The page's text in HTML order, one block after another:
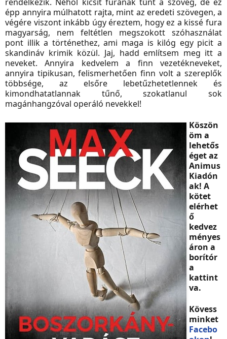
épp annyira múlhatott rajta, mint az eredeti szövegen, a
végére viszont inkább úgy éreztem, hogy ez a kissé fura
magyarság, nem feltétlen megszokott szóhasználat
pont illik a történethez, ami maga is kilóg egy picit a
skandináv krimik közül. Jaj, hadd említsem meg itt a
neveket. Annyira kedvelem a finn vezetékneveket,
annyira tipikusan, felismerhetően finn volt a szereplők
többsége, az elsőre lebetűzhetetlennek és
kimondhatatlannak tűnő, szokatlanul sok
magánhangzóval operáló nevekkel!
Köszön
öm a
lehetős
éget az
Animus
Kiadón
ak! A
kötet
elérhet
ő
kedvez
ményes
áron a
borítór
a
kattint
va.
Kövess
minket
Facebo